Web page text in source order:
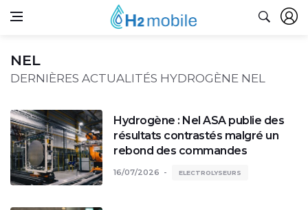
NEL
DERNIÈRES ACTUALITÉS HYDROGÈNE NEL
Hydrogène : Nel ASA publie des
résultats contrastés malgré un
rebond des commandes
16/07/2026 ELECTROLYSEURS